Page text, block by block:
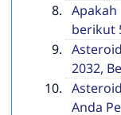
Apakah
berikut
2032,
Anda